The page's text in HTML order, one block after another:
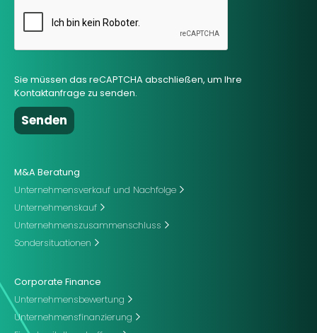
Sie müssen das reCAPTCHA abschließen, um Ihre
Kontaktanfrage zu senden.
M&A Beratung
Unternehmensverkauf und Nachfolge
Unternehmenskauf
Unternehmenszusammenschluss
Sondersituationen
Corporate Finance
Unternehmensbewertung
Unternehmensfinanzierung